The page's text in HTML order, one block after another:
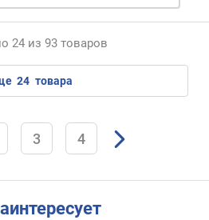
24 из 93 товаров
24 товара
3 4